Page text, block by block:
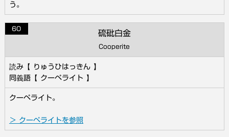
う。
60
硫砒白金
Cooperite
りゅうひはっきん
クーペライト
クーペライト。
＞ クーペライトを参照